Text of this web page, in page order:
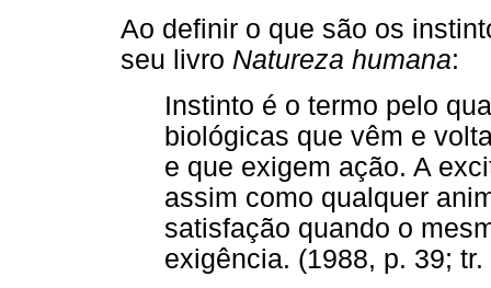
Ao definir o que são os
seu livro Natureza humana:
Instinto é o termo pelo
biológicas que vêm e
e que exigem ação. A
assim como qualquer
satisfação quando o
exigência. (1988, p. 39; tr.